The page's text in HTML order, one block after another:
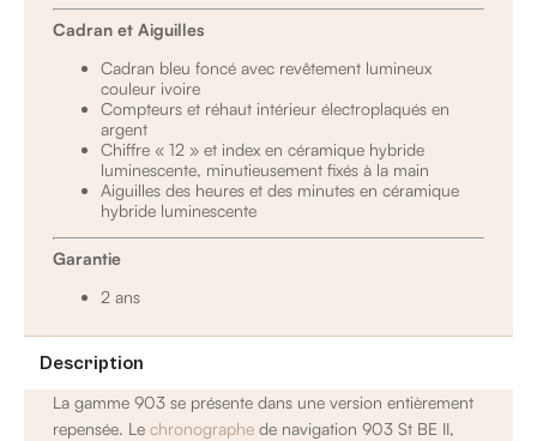
Cadran et Aiguilles
Cadran bleu foncé avec revêtement lumineux
couleur ivoire
Compteurs et réhaut intérieur électroplaqués en
argent
Chiffre « 12 » et index en céramique hybride
luminescente, minutieusement fixés à la main
Aiguilles des heures et des minutes en céramique
hybride luminescente
Garantie
2 ans
Description
La gamme 903 se présente dans une version entièrement
repensée. Le chronographe de navigation 903 St BE II,